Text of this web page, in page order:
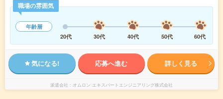
職場の雰囲気
年齢層
20代
30代 40代 50代 60代
気になる! 応募へ進む 詳しく見る
派遣会社 オムロン エキスパートエンジニアリング株式会社